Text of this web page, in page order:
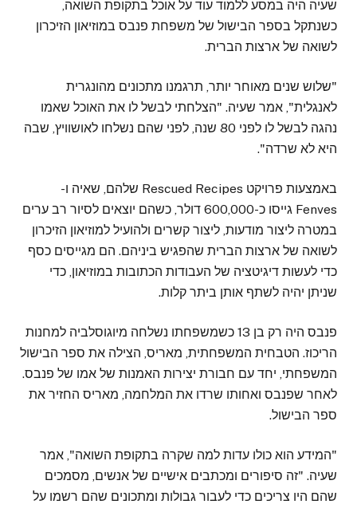
שעיה היה במסע ללמוד עוד על אוכל בתקופת השואה,
כשנתקל בספר הבישול של משפחת פנבס במוזיאון הזיכרון
לשואה של ארצות הברית.
"שלוש שנים מאוחר יותר, תרגמנו מתכונים מהונגרית
לאנגלית", אמר שעיה. "הצלחתי לבשל לו את האוכל שאמו
נהגה לבשל לו לפני 80 שנה, לפני שהם נשלחו לאושוויץ, שבה
היא לא שרדה".
באמצעות פרויקט Rescued Recipes שלהם, שאיה ו-
Fenves גייסו כ-600,000 דולר, כשהם יוצאים לסיור רב ערים
במטרה ליצור מודעות, ליצור קשרים ולהועיל למוזיאון הזיכרון
לשואה של ארצות הברית שהפגיש ביניהם. הם מגייסים כסף
כדי לעשות דיגיטציה של העבודות הכתובות במוזיאון, כדי
שניתן יהיה לשתף אותן ביתר קלות.
פנבס היה רק ​​בן 13 כשמשפחתו נשלחה מיוגוסלביה למחנות
הריכוז. הטבחית המשפחתית, מאריס, הצילה את ספר הבישול
המשפחתי, יחד עם חבורת יצירות האמנות של אמו של פנבס.
לאחר שפנבס ואחותו שרדו את המלחמה, מאריס החזיר את
ספר הבישול.
"המידע הוא כולו עדות למה שקרה בתקופת השואה", אמר
שעיה. "זה סיפורים ומכתבים אישיים של אנשים, מסמכים
שהם היו צריכים כדי לעבור גבולות ומתכונים שהם רשמו על